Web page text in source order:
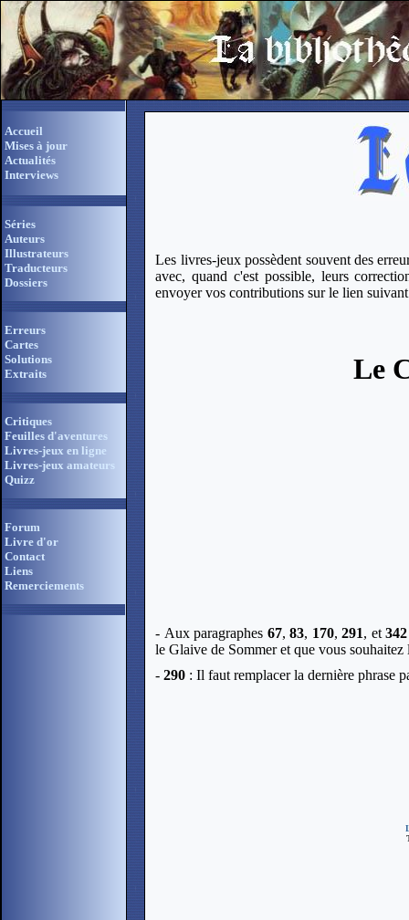
Accueil
Mises à jour
Actualités
Interviews
Séries
Auteurs
Illustrateurs
Traducteurs
Dossiers
Erreurs
Cartes
Solutions
Extraits
Critiques
Feuilles d'aventures
Livres-jeux en ligne
Livres-jeux amateurs
Quizz
Forum
Livre d'or
Contact
Liens
Remerciements
Les livres-jeux possèdent souvent des
avec, quand c'est possible, leurs
envoyer vos contributions sur le lien
Le
- Aux paragraphes 67,83, 170,291, et342
le Glaive de Sommer et que vous
-290 : Il faut remplacer la dernière phrase